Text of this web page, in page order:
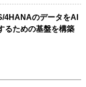
4HANAのデータをAI
るための基盤を構築